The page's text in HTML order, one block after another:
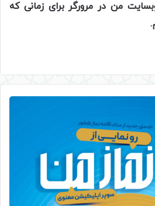
من در مرورگر برای زمانی که